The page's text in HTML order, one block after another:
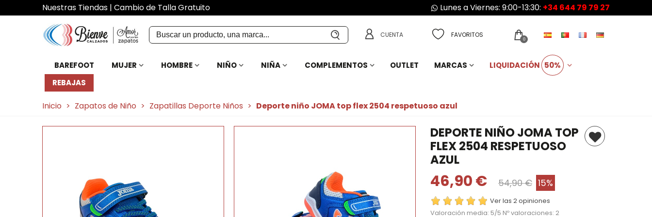
Nuestras Tiendas | Cambio de Talla Gratuito Lunes a Viernes: 9:00-13:30: +34 644 79 79 27
CUENTA FAVORITOS 0
BAREFOOT MUJER HOMBRE NIÑO NIÑA COMPLEMENTOS OUTLET MARCAS LIQUIDACIÓN 50%
REBAJAS
Inicio > Zapatos de Niño > Zapatillas Deporte Niños > Deporte niño JOMA top flex 2504 respetuoso azul
DEPORTE NIÑO JOMA TOP
FLEX 2504 RESPETUOSO
AZUL
46,90 € 54,90 € 15%
Ver las 2 opiniones
Valoración media: 5/5 Nº valoraciones: 2